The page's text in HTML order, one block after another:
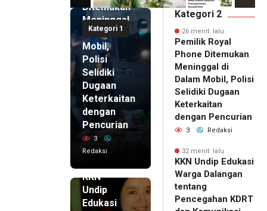
Kategori 1
Ditemukan
Meninggal
di Dalam
Mobil,
Polisi
Selidiki
Dugaan
Keterkaitan
dengan
Pencurian
3
Redaksi
KKN
Undip
Edukasi
Kategori 2
26 menit lalu
Pemilik Royal
Phone Ditemukan
Meninggal di
Dalam Mobil, Polisi
Selidiki Dugaan
Keterkaitan
dengan Pencurian
3 Redaksi
32 menit lalu
KKN Undip Edukasi
Warga Dalangan
tentang
Pencegahan KDRT